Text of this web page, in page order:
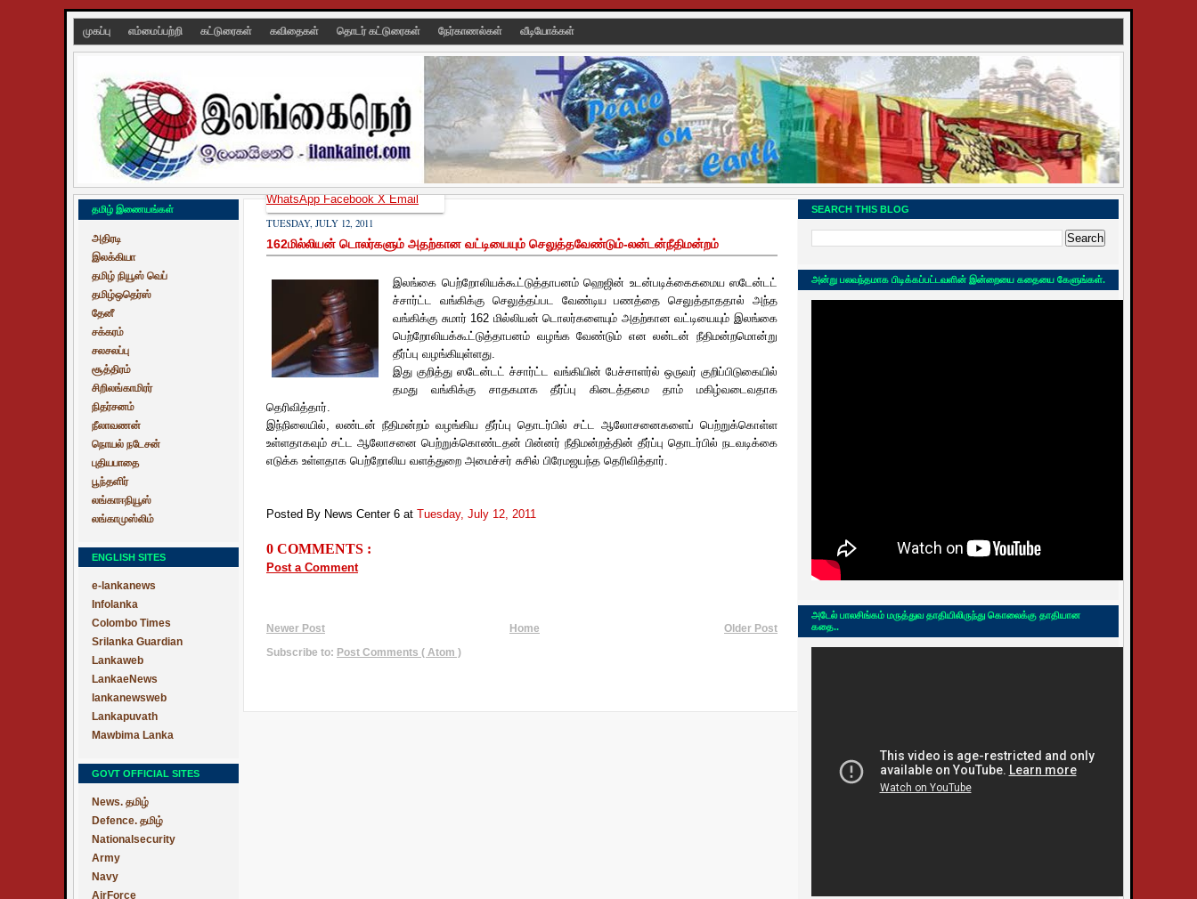
முகப்பு எம்மைப்பற்றி கட்டுரைகள் கவிதைகள் தொடர் கட்டுரைகள் நேர்காணல்கள் வீடியோக்கள்
தமிழ் இணையங்கள்
அதிரடி
இலக்கியா
தமிழ் நியூஸ் வெப்
தமிழ்ஒதெர்ஸ்
தேனீ
சக்கரம்
சலசலப்பு
சூத்திரம்
சிறிலங்காமிரர்
நிதர்சனம்
நீலாவணன்
நொயல் நடேசன்
புதியபாதை
பூந்தளிர்
லங்காஈநியூஸ்
லங்காமுஸ்லிம்
ENGLISH SITES
e-lankanews
Infolanka
Colombo Times
Srilanka Guardian
Lankaweb
LankaeNews
lankanewsweb
Lankapuvath
Mawbima Lanka
GOVT OFFICIAL SITES
News. தமிழ்
Defence. தமிழ்
Nationalsecurity
Army
Navy
AirForce
TUESDAY, JULY 12, 2011
162மில்லியன் டொலர்களும் அதற்கான வட்டியையும் செலுத்தவேண்டும்-லன்டன்நீதிமன்றம்
இலங்கை பெற்றோலியக்கூட்டுத்தாபனம் ஹெஜின் உடன்படிக்கைகமைய ஸடேன்டட்
ச்சார்ட்ட வங்கிக்கு செலுத்தப்பட வேண்டிய பணத்தை செலுத்தாததால் அந்த
வங்கிக்கு சுமார் 162 மில்லியன் டொலர்களையும் அதற்கான வட்டியையும் இலங்கை
பெற்றோலியக்கூட்டுத்தாபனம் வழங்க வேண்டும் என லன்டன் நீதிமன்றமொன்று
தீர்ப்பு வழங்கியுள்ளது.
இது குறித்து ஸடேன்டட் ச்சார்ட்ட வங்கியின் பேச்சாளர்ல் ஒருவர் குறிப்பிடுகையில்
தமது வங்கிக்கு சாதகமாக தீர்ப்பு கிடைத்தமை தாம் மகிழ்வடைவதாக
தெரிவித்தார்.
இந்நிலையில், லண்டன் நீதிமன்றம் வழங்கிய தீர்ப்பு தொடர்பில் சட்ட ஆலோசனைகளைப் பெற்றுக்கொள்ள
உள்ளதாகவும் சட்ட ஆலோசனை பெற்றுக்கொண்டதன் பின்னர் நீதிமன்றத்தின் தீர்ப்பு தொடர்பில் நடவடிக்கை
எடுக்க உள்ளதாக பெற்றோலிய வளத்துறை அமைச்சர் சுசில் பிரேமஜயந்த தெரிவித்தார்.
Posted By News Center 6 at Tuesday, July 12, 2011
0 COMMENTS :
Post a Comment
Newer Post Older Post
Home
Subscribe to: Post Comments ( Atom )
WhatsAppFacebookXEmail
SEARCH THIS BLOG
அன்று பலவந்தமாக பிடிக்கப்பட்டவளின் இன்றையை கதையை கேளுங்கள்.
அடேல் பாலசிங்கம் மருத்துவ தாதியிலிருந்து கொலைக்கு தாதியான
கதை..